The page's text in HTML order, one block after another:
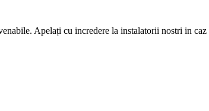
Apelați cu incredere la instalatorii nostri in